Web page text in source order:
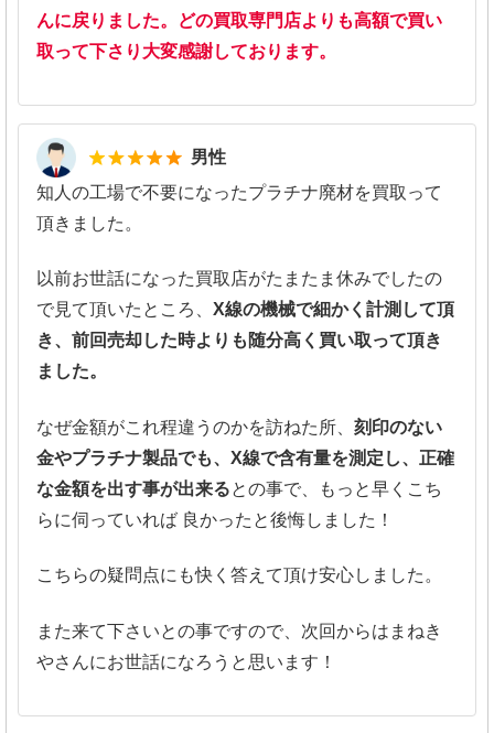
んに戻りました。どの買取専門店よりも高額で買い
取って下さり大変感謝しております。
男性
知人の工場で不要になったプラチナ廃材を買取って
頂きました。
以前お世話になった買取店がたまたま休みでしたの
で見て頂いたところ、 X線の機械で細かく計測して頂
き、前回売却した時よりも随分高く買い取って頂き
ました。
なぜ金額がこれ程違うのかを訪ねた所、 刻印のない
金やプラチナ製品でも、X線で含有量を測定し、正確
な金額を出す事が出来るとの事で、もっと早くこち
らに伺っていれば 良かったと後悔しました！
こちらの疑問点にも快く答えて頂け安心しました。
また来て下さいとの事ですので、次回からはまねき
やさんにお世話になろうと思います！